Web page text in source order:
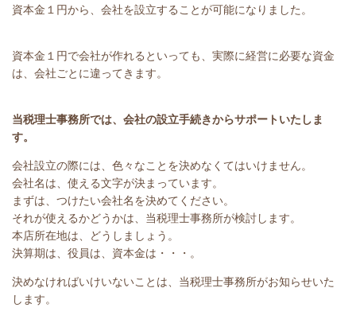
資本金１円から、会社を設立することが可能になりました。
資本金１円で会社が作れるといっても、実際に経営に必要な資金
は、会社ごとに違ってきます。
当税理士事務所では、会社の設立手続きからサポートいたしま
す。
会社設立の際には、色々なことを決めなくてはいけません。
会社名は、使える文字が決まっています。
まずは、つけたい会社名を決めてください。
それが使えるかどうかは、当税理士事務所が検討します。
本店所在地は、どうしましょう。
決算期は、役員は、資本金は・・・。
決めなければいけいないことは、当税理士事務所がお知らせいた
します。